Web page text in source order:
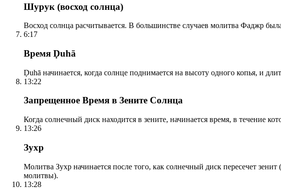
Шурук (восход солнца)
Восход солнца расчитывается. В большинстве случаев молитва Фаджр
6:17
Время Ḍuhā
Ḍuhā начинается, когда солнце поднимается на высоту одного копья, и
13:22
Запрещенное Время в Зените Солнца
Когда солнечный диск находится в зените, начинается время, в течение
13:26
Зухр
Молитва Зухр начинается после того, как солнечный диск пересечет
молитвы).
13:28